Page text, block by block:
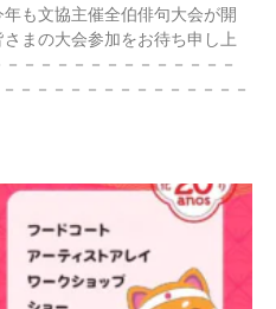
も文協主催全伯俳句大会が開
まの大会参加をお待ち申し上
－－－－－－－－－－－－－
－－－－－－－－－－－－－－